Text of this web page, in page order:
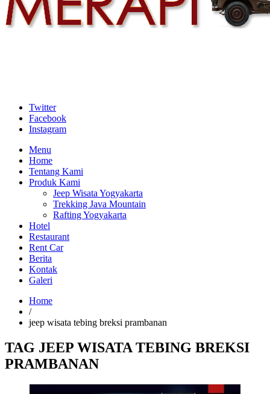
Twitter
Facebook
Instagram
Menu
Home
Tentang Kami
Produk Kami
Jeep Wisata Yogyakarta
Trekking Java Mountain
Rafting Yogyakarta
Hotel
Restaurant
Rent Car
Berita
Kontak
Galeri
Home
/
jeep wisata tebing breksi prambanan
TAG JEEP WISATA TEBING BREKSI
PRAMBANAN